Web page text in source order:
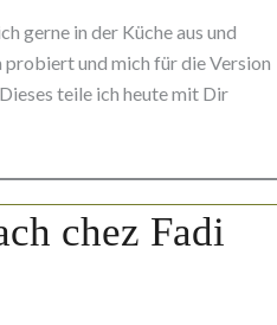
gerne in der Küche aus und
probiert und mich für die Version
teile ich heute mit Dir
chez Fadi